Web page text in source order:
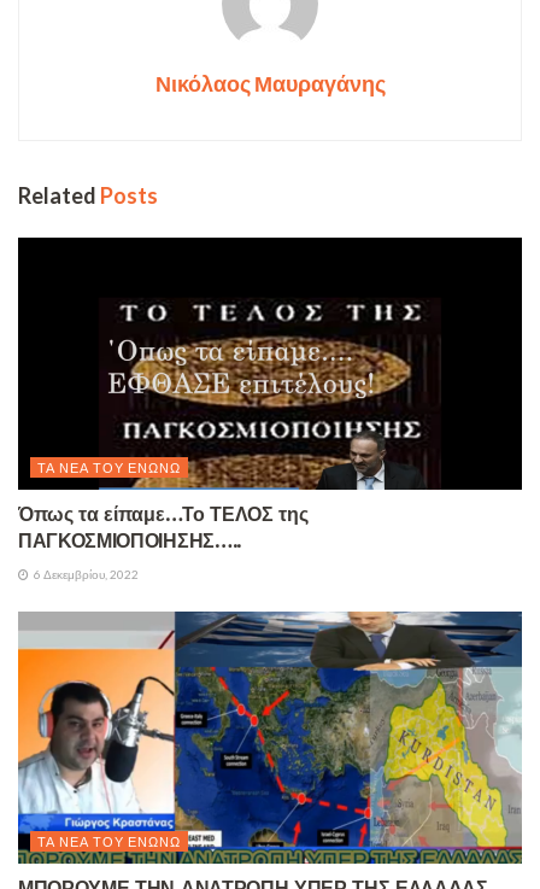
Νικόλαος Μαυραγάνης
Related Posts
ΤΑ ΝΈΑ ΤΟΥ ΕΝΏΝΩ
Όπως τα είπαμε…Το ΤΕΛΟΣ της
ΠΑΓΚΟΣΜΙΟΠΟΙΗΣΗΣ…..
6 Δεκεμβρίου, 2022
ΤΑ ΝΈΑ ΤΟΥ ΕΝΏΝΩ